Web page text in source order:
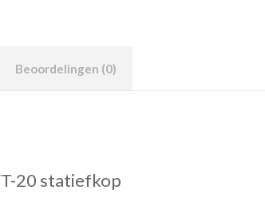
Beoordelingen (0)
20 statiefkop